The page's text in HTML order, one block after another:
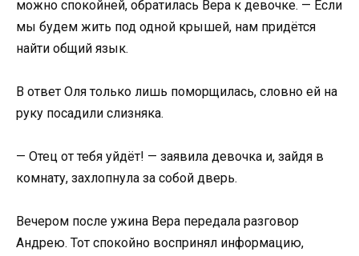
можно спокойней, обратилась Вера к девочке. — Если
мы будем жить под одной крышей, нам придётся
найти общий язык.
В ответ Оля только лишь поморщилась, словно ей на
руку посадили слизняка.
— Отец от тебя уйдёт! — заявила девочка и, зайдя в
комнату, захлопнула за собой дверь.
Вечером после ужина Вера передала разговор
Андрею. Тот спокойно воспринял информацию,